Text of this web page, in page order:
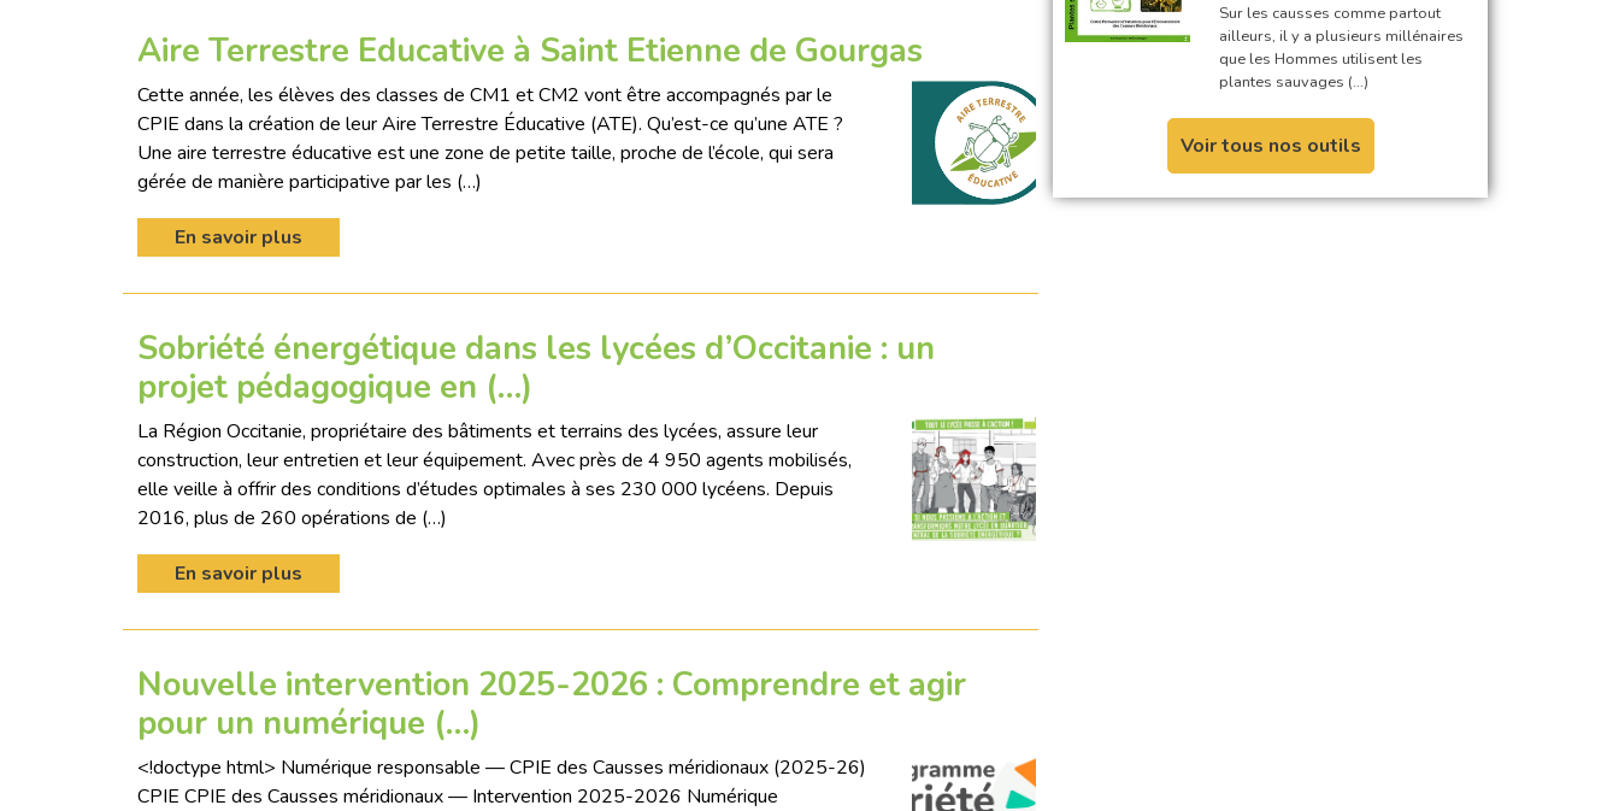
Aire Terrestre Educative à Saint Etienne de Gourgas
Cette année, les élèves des classes de CM1 et CM2 vont être accompagnés par le
CPIE dans la création de leur Aire Terrestre Éducative (ATE). Qu’est-ce qu’une ATE ?
Une aire terrestre éducative est une zone de petite taille, proche de l’école, qui sera
gérée de manière participative par les (…)
En savoir plus
Sobriété énergétique dans les lycées d’Occitanie : un
projet pédagogique en (…)
La Région Occitanie, propriétaire des bâtiments et terrains des lycées, assure leur
construction, leur entretien et leur équipement. Avec près de 4 950 agents mobilisés,
elle veille à offrir des conditions d’études optimales à ses 230 000 lycéens. Depuis
2016, plus de 260 opérations de (…)
En savoir plus
Nouvelle intervention 2025-2026 : Comprendre et agir
pour un numérique (…)
<!doctype html> Numérique responsable — CPIE des Causses méridionaux (2025-26)
CPIE CPIE des Causses méridionaux — Intervention 2025-2026 Numérique
Sur les causses comme partout
ailleurs, il y a plusieurs millénaires
que les Hommes utilisent les
plantes sauvages (…)
Voir tous nos outils